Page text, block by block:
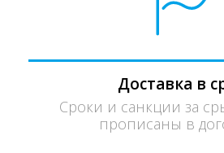
Доставка в
Сроки и санкции за
прописаны в